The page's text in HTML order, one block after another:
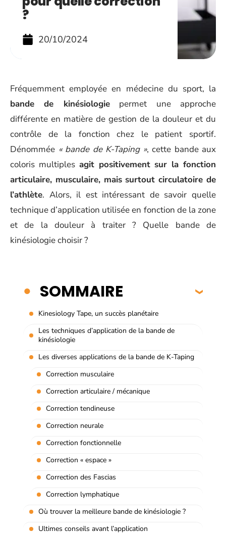
?
20/10/2024
Fréquemment employée en médecine du sport, la
bande de kinésiologiepermet une approche
différente en matière de gestion de la douleur et du
contrôle de la fonction chez le patient sportif.
Dénommée « bande de K-Taping », cette bande aux
coloris multiples agit positivement sur la fonction
articulaire, musculaire, mais surtout circulatoire de
l’athlète. Alors, il est intéressant de savoir quelle
technique d’application utilisée en fonction de la zone
et de la douleur à traiter ? Quelle bande de
kinésiologie choisir ?
SOMMAIRE
Kinesiology Tape, un succès planétaire
Les techniques d’application de la bande de
kinésiologie
Les diverses applications de la bande de K-Taping
Correction musculaire
Correction articulaire / mécanique
Correction tendineuse
Correction neurale
Correction fonctionnelle
Correction « espace »
Correction des Fascias
Correction lymphatique
Où trouver la meilleure bande de kinésiologie ?
Ultimes conseils avant l’application